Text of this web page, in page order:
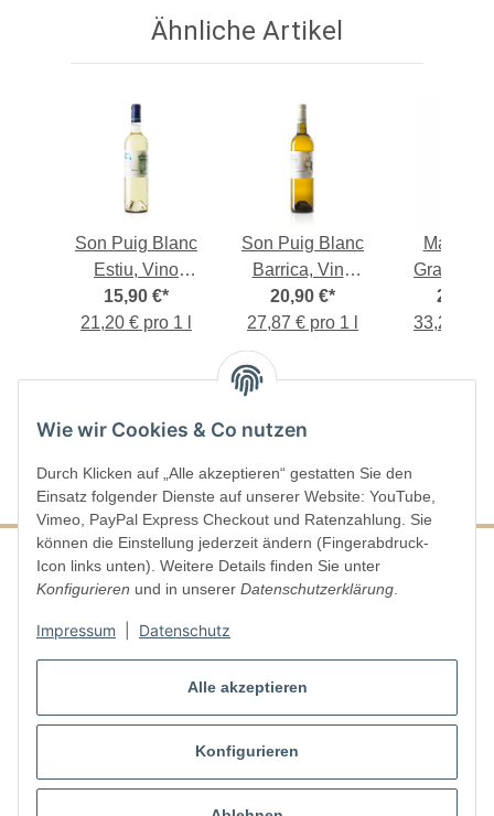
Alle akzeptieren
Konfigurieren
Wie wir Cookies & Co nutzen
Durch Klicken auf „Alle akzeptieren“ gestatten Sie den
Einsatz folgender Dienste auf unserer Website: YouTube,
Vimeo, PayPal Express Checkout und Ratenzahlung. Sie
können die Einstellung jederzeit ändern (Fingerabdruck-
Icon links unten). Weitere Details finden Sie unter
Konfigurieren und in unserer Datenschutzerklärung.
Impressum Datenschutz
Ähnliche Artikel
Son Puig Blanc
Estiu, Vino
Blanco 2023,
0,75-l-Flasche
15,90 €*
21,20 € pro 1 l
Son Puig Blanc
Barrica, Vino
Blanco 2023,
0,75-l-Flasche
20,90 €*
27,87 € pro 1 l
Macia
Gran
Prensal
Vino
24,90 €
33,20 €
Informationen
Gesetzliche Informationen
Vertrag widerrufen